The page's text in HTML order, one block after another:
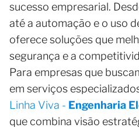
sucesso empresarial.
até a automação e o uso
oferece soluções que
segurança e a
Para empresas que
em serviços
Linha Viva - Engenharia
que combina visão